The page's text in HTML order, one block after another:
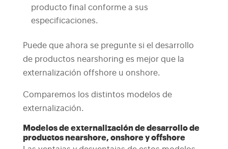
producto final conforme a sus
especificaciones.
Puede que ahora se pregunte si el desarrollo
de productos nearshoring es mejor que la
externalización offshore u onshore.
Comparemos los distintos modelos de
externalización.
Modelos de externalización de desarrollo de
productos nearshore, onshore y offshore